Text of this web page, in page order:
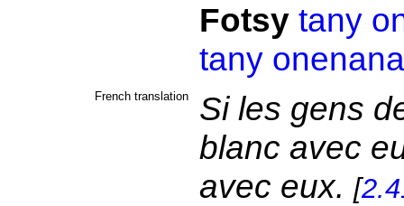
Fotsy tany
tany onenana
French translation
Si les gens
blanc avec
avec eux. [